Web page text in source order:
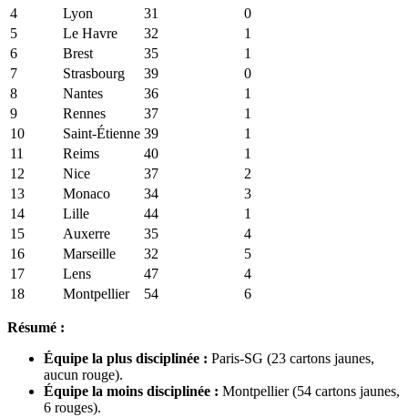
4
Lyon 31
0
5
Le Havre 32
1
6
Brest 35
1
7
Strasbourg 39
0
8
Nantes 36
1
9
Rennes 37
1
10
Saint-Étienne 39
1
11
Reims 40
1
12
Nice 37
2
13
Monaco 34
3
14
Lille 44
1
15
Auxerre 35
4
16
Marseille 32
5
17
Lens 47
4
18
Montpellier 54 6
Résumé :
Équipe la plus disciplinée : Paris-SG (23 cartons jaunes,
aucun rouge).
Équipe la moins disciplinée : Montpellier (54 cartons jaunes,
6 rouges).